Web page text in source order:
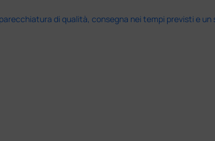
di qualità, consegna nei tempi previsti e